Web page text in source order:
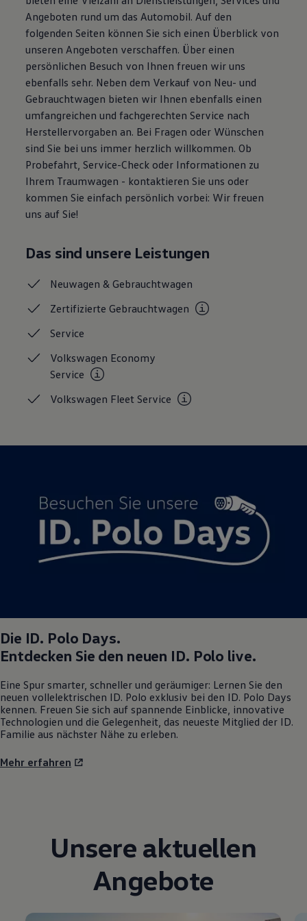
Magazin
Lifestyle
Transport
Familie
Elektromobilität
Volkswagen R
Pannen- und Unfallhilfe
Volkswagen Kundenbetreuung
Angeboten rund um das Automobil. Auf den
folgenden Seiten können Sie sich einen Überblick von
unseren Angeboten verschaffen. Über einen
persönlichen Besuch von Ihnen freuen wir uns
ebenfalls sehr. Neben dem Verkauf von Neu- und
Gebrauchtwagen bieten wir Ihnen ebenfalls einen
umfangreichen und fachgerechten Service nach
Herstellervorgaben an. Bei Fragen oder Wünschen
sind Sie bei uns immer herzlich willkommen. Ob
Probefahrt, Service-Check oder Informationen zu
Ihrem Traumwagen - kontaktieren Sie uns oder
kommen Sie einfach persönlich vorbei: Wir freuen
uns auf Sie!
Das sind unsere Leistungen
Neuwagen &Gebrauchtwagen
ZertifizierteGebrauchtwagen
Service
Volkswagen Economy
Service
Volkswagen FleetService
Die ID. Polo Days.
Entdecken Sie den neuen ID. Polo live.
Eine Spur smarter, schneller und geräumiger: Lernen Sie den
neuen vollelektrischen ID. Polo exklusiv bei den ID. Polo Days
kennen. Freuen Sie sich auf spannende Einblicke, innovative
Technologien und die Gelegenheit, das neueste Mitglied der ID.
Familie aus nächster Nähe zu erleben.
Mehr erfahren
Unsere aktuellen
Angebote